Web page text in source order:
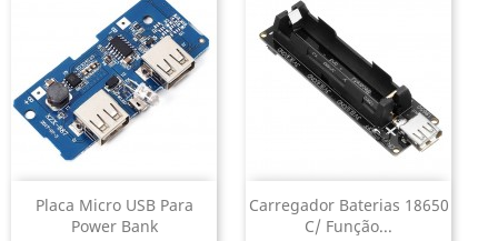
Placa Micro USB Para
Power Bank
Carregador Baterias 18650
C/ Função...